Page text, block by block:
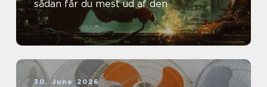
sådan får du mest ud af den
30. June 2026